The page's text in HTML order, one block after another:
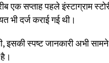
एक सप्ताह पहले इंस्टाग्राम
भी दर्ज कराई गई थी।
इसकी स्पष्ट जानकारी अभी